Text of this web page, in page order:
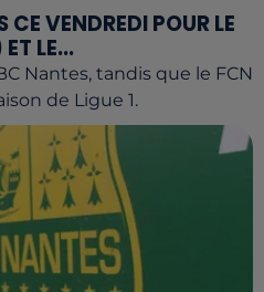
CE VENDREDI POUR LE
LE...
Nantes, tandis que le FCN
de Ligue 1.